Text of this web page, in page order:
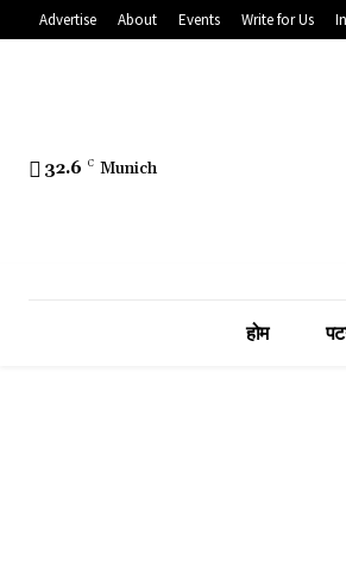
Advertise About Events Write for Us
32.6 C Munich
होम